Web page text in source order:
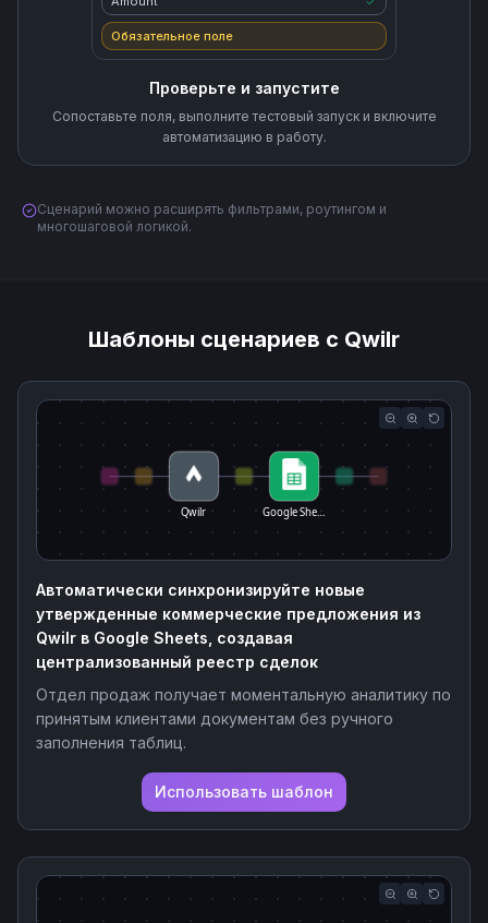
Обязательное поле
Проверьте и запустите
Сопоставьте поля, выполните тестовый запуск и включите
автоматизацию в работу.
Сценарий можно расширять фильтрами, роутингом и
многошаговой логикой.
Шаблоны сценариев с Qwilr
Qwilr Google She…
Автоматически синхронизируйте новые
утвержденные коммерческие предложения из
Qwilr в Google Sheets, создавая
централизованный реестр сделок
Отдел продаж получает моментальную аналитику по
принятым клиентами документам без ручного
заполнения таблиц.
Использовать шаблон